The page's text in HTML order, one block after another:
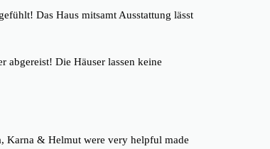
Das Haus mitsamt Ausstattung lässt
abgereist! Die Häuser lassen keine
Karna & Helmut were very helpful made